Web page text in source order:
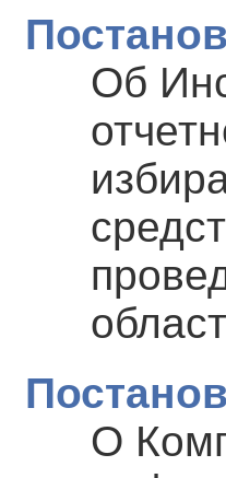
Об
О